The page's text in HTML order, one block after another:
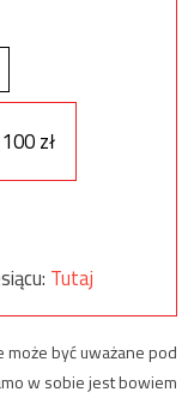
100 zł
Tutaj
może być uważane pod
w sobie jest bowiem